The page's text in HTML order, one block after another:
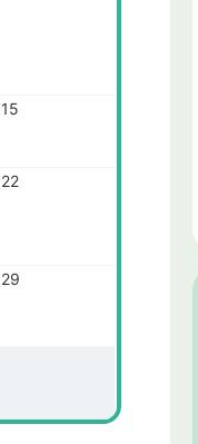
15
22
29